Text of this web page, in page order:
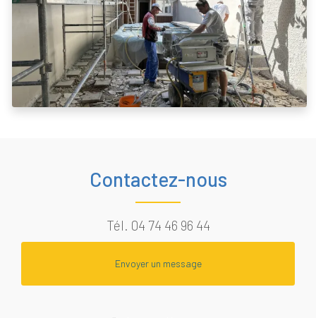
Contactez-nous
Tél. 04 74 46 96 44
Envoyer un message